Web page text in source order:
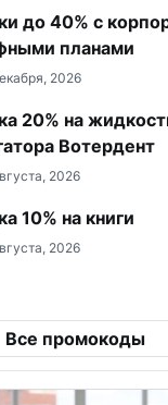
до 40% с
планами
2026
20% на
Вотердент
2026
10% на книги
2026
Все промокоды